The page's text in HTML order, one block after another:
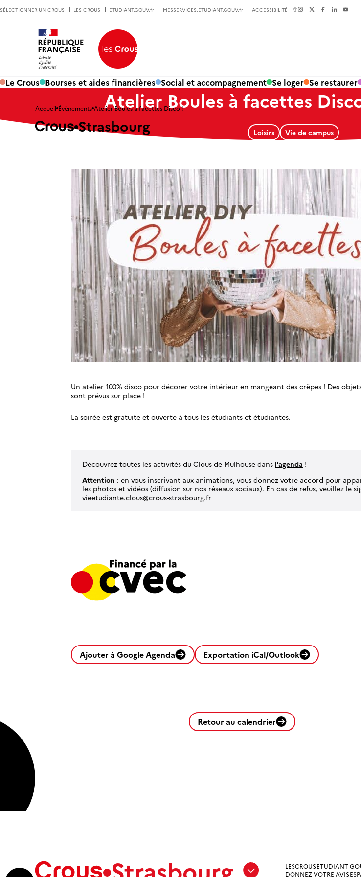
SÉLECTIONNER UN CROUS LES CROUS ETUDIANT.GOUV.fr MESSERVICES.ETUDIANT.GOUV.fr ACCESSIBILITÉ
Le Crous Bourses et aides financières Social et accompagnement Se loger Se restaurer
Accueil Évènements Atelier Boules à facettes Disco !
Strasbourg
Atelier Boules à facettes
Loisirs Vie de campus
Un atelier 100% disco pour décorer votre intérieur en mangeant des crêpes ! Des
sont prévus sur place !
La soirée est gratuite et ouverte à tous les étudiants et étudiantes.
Découvrez toutes les activités du Clous de Mulhouse dans l’agenda !
Attention : en vous inscrivant aux animations, vous donnez votre accord pour
les photos et vidéos (diffusion sur nos réseaux sociaux). En cas de refus, veuillez le
vieetudiante.clous@crous-strasbourg.fr
Ajouter à Google Agenda Exportation iCal/Outlook
Retour au calendrier
Strasbourg LESCROUSETUDIANT
DONNEZ VOTRE AVIS